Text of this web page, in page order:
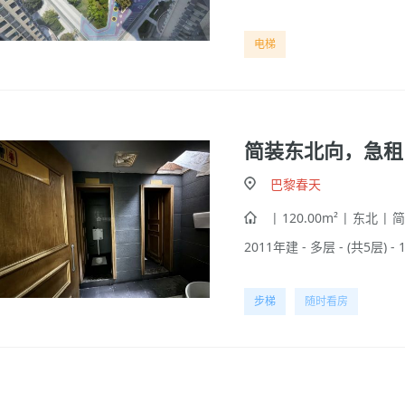
电梯
简装东北向，急租
巴黎春天
| 120.00m² | 东北 |
2011年建 - 多层 - (共5层) -
步梯 随时看房